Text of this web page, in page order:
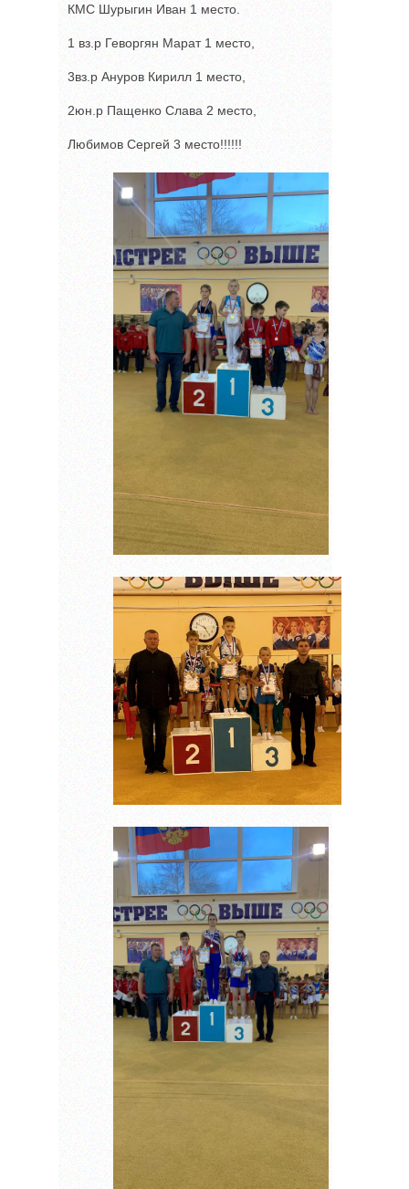
КМС Шурыгин Иван 1 место.
1 вз.р Геворгян Марат 1 место,
3вз.р Ануров Кирилл 1 место,
2юн.р Пащенко Слава 2 место,
Любимов Сергей 3 место!!!!!!